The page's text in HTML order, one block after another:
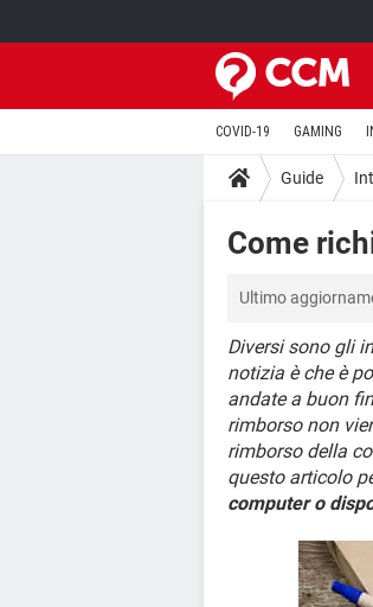
COVID-19 GAMING
Guide
Come
Ultimo
Diversi sono gli
notizia è che è
andate a buon
rimborso non
rimborso della
questo articolo
computer o